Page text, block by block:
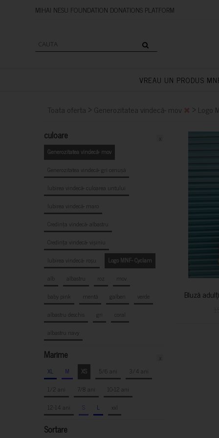
MIHAI NESU FOUNDATION
VREAU UN PRODUS
Toata oferta > Generozitatea vindecă- mov > Logo
culoare
Generozitatea vindecă- mov
Generozitatea vindecă- gri cenușă
Iubirea vindecă- culoarea untului
Iubirea vindecă- maro
Credința vindecă- albastru
Credința vindecă- vișiniu
Iubirea vindecă- roșu
Logo MNF- Cyclam
alb
albastru roz
mov
baby pink
mentă galben
verde
albastru deschis
gri
coral
albastru navy
Marime
XL M XS 5/6 ani
3/4 ani
1/2 ani
7/8 ani
10-12 ani
12-14 ani
S L xxl
Sortare
Bluză